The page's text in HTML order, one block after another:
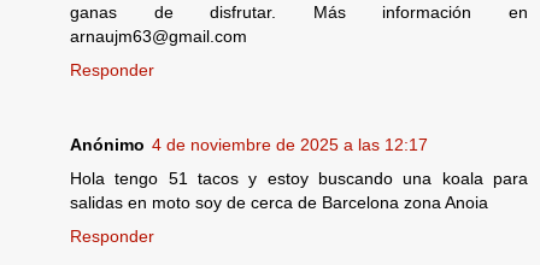
ganas de disfrutar. Más información en
arnaujm63@gmail.com
Responder
Anónimo 4 de noviembre de 2025 a las 12:17
Hola tengo 51 tacos y estoy buscando una koala para
salidas en moto soy de cerca de Barcelona zona Anoia
Responder